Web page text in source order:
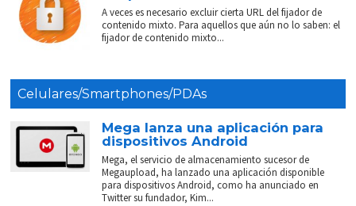
A veces es necesario excluir cierta URL del fijador de
contenido mixto. Para aquellos que aún no lo saben: el
fijador de contenido mixto...
Celulares/Smartphones/PDAs
Mega lanza una aplicación para
dispositivos Android
Mega, el servicio de almacenamiento sucesor de
Megaupload, ha lanzado una aplicación disponible
para dispositivos Android, como ha anunciado en
Twitter su fundador, Kim...